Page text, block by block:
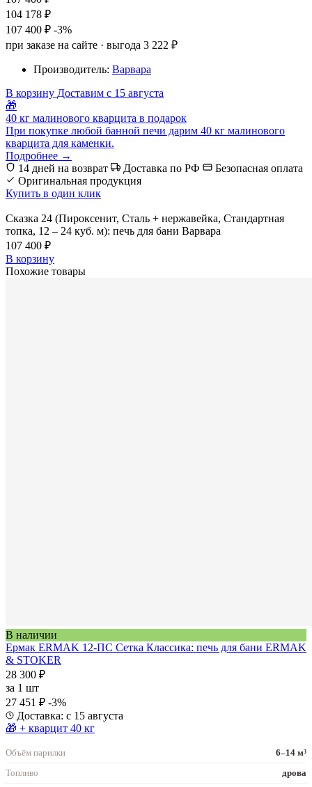
104 178 ₽
107 400 ₽ -3%
при заказе на сайте · выгода 3 222 ₽
Производитель: Варвара
В корзину Доставим с 15 августа
🎁
40 кг малинового кварцита в подарок
При покупке любой банной печи дарим 40 кг малинового
кварцита для каменки.
Подробнее →
14 дней на возврат
Доставка по РФ
Безопасная оплата
Оригинальная продукция
Купить в один клик
Сказка 24 (Пироксенит, Сталь + нержавейка, Стандартная
топка, 12 – 24 куб. м): печь для бани Варвара
107 400 ₽
В корзину
Похожие товары
В наличии
Ермак ERMAK 12-ПС Сетка Классика: печь для бани ERMAK
& STOKER
28 300 ₽
за 1 шт
27 451 ₽ -3%
Доставка: с 15 августа
🎁 + кварцит 40 кг
Объём парилки
6–14 м³
Топливо
дрова